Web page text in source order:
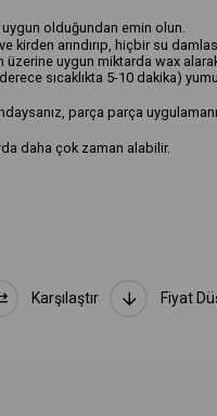
uygun olduğundan emin olun.
kirden arındırıp, hiçbir su
uygun miktarda wax
sıcaklıkta 5-10 dakika)
parça parça
daha çok zaman alabilir.
Karşılaştır Fiyat